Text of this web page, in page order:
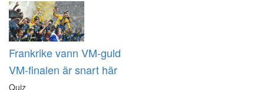
Frankrike vann VM-guld
VM-finalen är snart här
Quiz